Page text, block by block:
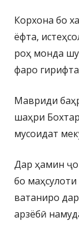
Корхона бо
ёфта,
роҳ монда
фаро
Мавриди
шаҳри
мусоидат
Дар ҳамин
бо
ватаниро
арзёбӣ